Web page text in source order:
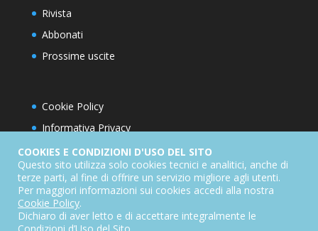
Rivista
Abbonati
Prossime uscite
Cookie Policy
Informativa Privacy
Condizioni d’utilizzo del sito
Condizioni generali di abbonamento
Informativa sul diritto di recesso
Dichiarazione di accessibilità
COOKIES E CONDIZIONI D'USO DEL SITO
Questo sito utilizza solo cookies tecnici e analitici, anche di
terze parti, al fine di offrire un servizio migliore agli utenti.
Per maggiori informazioni sui cookies accedi alla nostra
Cookie Policy.
Dichiaro di aver letto e di accettare integralmente le